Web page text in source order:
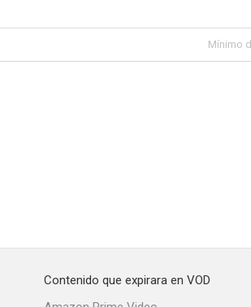
Mínimo
Contenido que expirara en VOD